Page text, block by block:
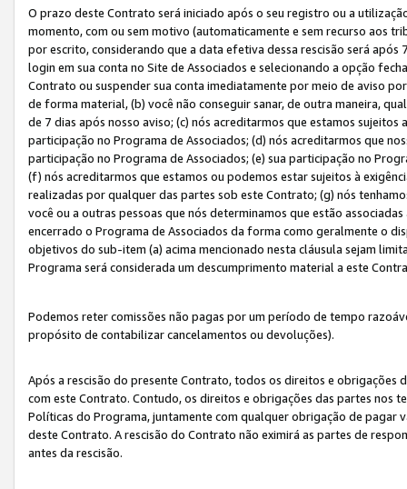
O prazo deste Contrato será iniciado após o seu registro ou a
momento, com ou sem motivo (automaticamente e sem recurso aos
por escrito, considerando que a data efetiva dessa rescisão será
login em sua conta no Site de Associados e selecionando a opção
Contrato ou suspender sua conta imediatamente por meio de aviso
de forma material, (b) você não conseguir sanar, de outra maneira,
de 7 dias após nosso aviso; (c) nós acreditarmos que estamos
participação no Programa de Associados; (d) nós acreditarmos que
participação no Programa de Associados; (e) sua participação no
(f) nós acreditarmos que estamos ou podemos estar sujeitos à
realizadas por qualquer das partes sob este Contrato; (g) nós
você ou a outras pessoas que nós determinamos que estão
encerrado o Programa de Associados da forma como geralmente o
objetivos do sub-item (a) acima mencionado nesta cláusula sejam
Programa será considerada um descumprimento material a este
Podemos reter comissões não pagas por um período de tempo
propósito de contabilizar cancelamentos ou devoluções).
Após a rescisão do presente Contrato, todos os direitos e obrigações
com este Contrato. Contudo, os direitos e obrigações das partes nos
Políticas do Programa, juntamente com qualquer obrigação de
deste Contrato. A rescisão do Contrato não eximirá as partes de
antes da rescisão.